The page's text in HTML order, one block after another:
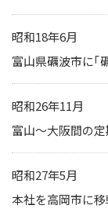
昭和18年6月
富山県礪波市に「
昭和26年11月
富山～大阪間の
昭和27年5月
本社を高岡市に